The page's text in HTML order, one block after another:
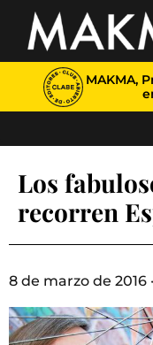
MAKMA,
Los
recorren
8 de marzo de 2016 ·